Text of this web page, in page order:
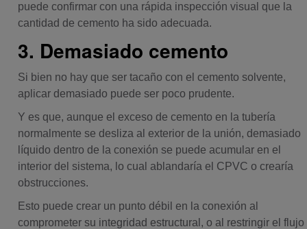
puede confirmar con una rápida inspección visual que la
cantidad de cemento ha sido adecuada.
3. Demasiado cemento
Si bien no hay que ser tacaño con el cemento solvente,
aplicar demasiado puede ser poco prudente.
Y es que, aunque el exceso de cemento en la tubería
normalmente se desliza al exterior de la unión, demasiado
líquido dentro de la conexión se puede acumular en el
interior del sistema, lo cual ablandaría el CPVC o crearía
obstrucciones.
Esto puede crear un punto débil en la conexión al
comprometer su integridad estructural, o al restringir el flujo